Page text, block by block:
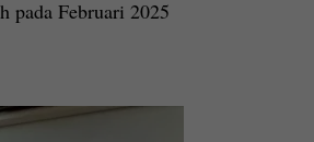
pada Februari 2025